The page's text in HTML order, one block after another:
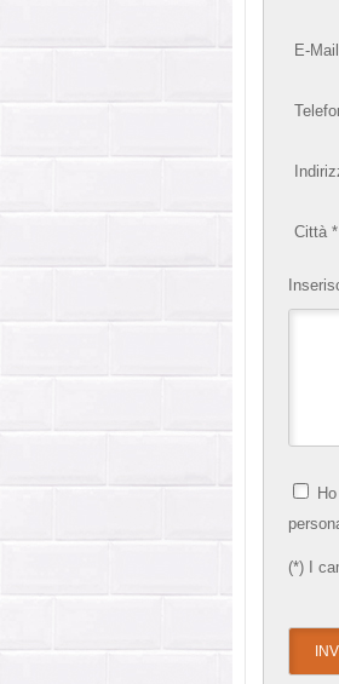
E-
Città *
(*) I